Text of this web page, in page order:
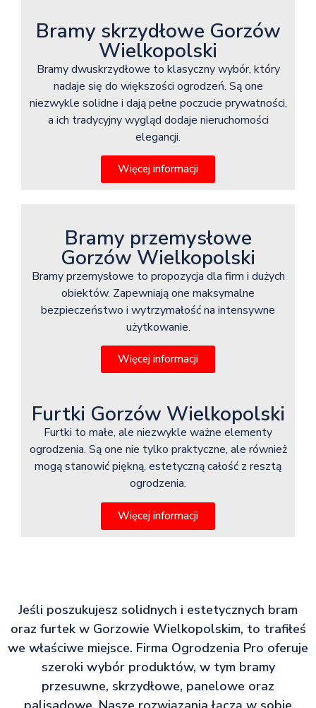
Bramy skrzydłowe Gorzów
Wielkopolski
Bramy dwuskrzydłowe to klasyczny wybór, który
nadaje się do większości ogrodzeń. Są one
niezwykle solidne i dają pełne poczucie prywatności,
a ich tradycyjny wygląd dodaje nieruchomości
elegancji.
Więcej informacji
Bramy przemysłowe
Gorzów Wielkopolski
Bramy przemysłowe to propozycja dla firm i dużych
obiektów. Zapewniają one maksymalne
bezpieczeństwo i wytrzymałość na intensywne
użytkowanie.
Więcej informacji
Furtki Gorzów Wielkopolski
Furtki to małe, ale niezwykle ważne elementy
ogrodzenia. Są one nie tylko praktyczne, ale również
mogą stanowić piękną, estetyczną całość z resztą
ogrodzenia.
Więcej informacji
Jeśli poszukujesz solidnych i estetycznych bram
oraz furtek w Gorzowie Wielkopolskim, to trafiłeś
we właściwe miejsce. Firma Ogrodzenia Pro oferuje
szeroki wybór produktów, w tym bramy
przesuwne, skrzydłowe, panelowe oraz